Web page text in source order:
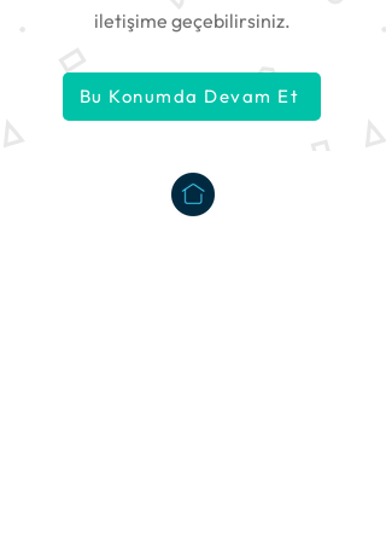
iletişime geçebilirsiniz.
Bu Konumda Devam Et